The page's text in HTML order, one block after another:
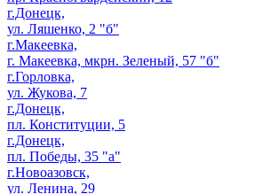
г.Донецк,
ул. Ляшенко, 2 "б"
г.Макеевка,
г. Макеевка, мкрн. Зеленый, 57 "б"
г.Горловка,
ул. Жукова, 7
г.Донецк,
пл. Конституции, 5
г.Донецк,
пл. Победы, 35 "а"
г.Новоазовск,
ул. Ленина, 29